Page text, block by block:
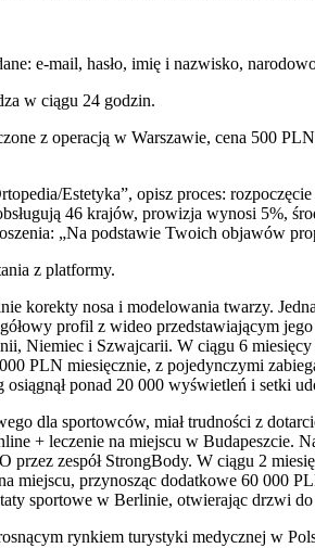
e-mail, hasło, imię i nazwisko,
w ciągu 24 godzin.
z operacją w Warszawie, cena 500
Estetyka”, opisz proces:
46 krajów, prowizja wynosi 5%,
„Na podstawie Twoich objawów
z platformy.
korekty nosa i modelowania twarzy.
profil z wideo przedstawiającym
Niemiec i Szwajcarii. W ciągu 6
PLN miesięcznie, z pojedynczymi
ponad 20 000 wyświetleń i setki
dla sportowców, miał trudności z
+ leczenie na miejscu w Budapeszcie.
zespół StrongBody. W ciągu 2
miejscu, przynosząc dodatkowe 60 000
sportowe w Berlinie, otwierając drzwi
rynkiem turystyki medycznej w